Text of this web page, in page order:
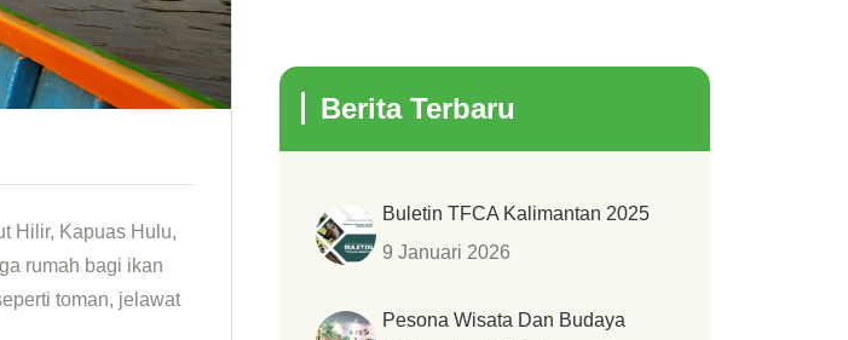
Hilir, Kapuas Hulu,
rumah bagi ikan
toman, jelawat
Berita Terbaru
Buletin TFCA Kalimantan 2025
9 Januari 2026
Pesona Wisata Dan Budaya